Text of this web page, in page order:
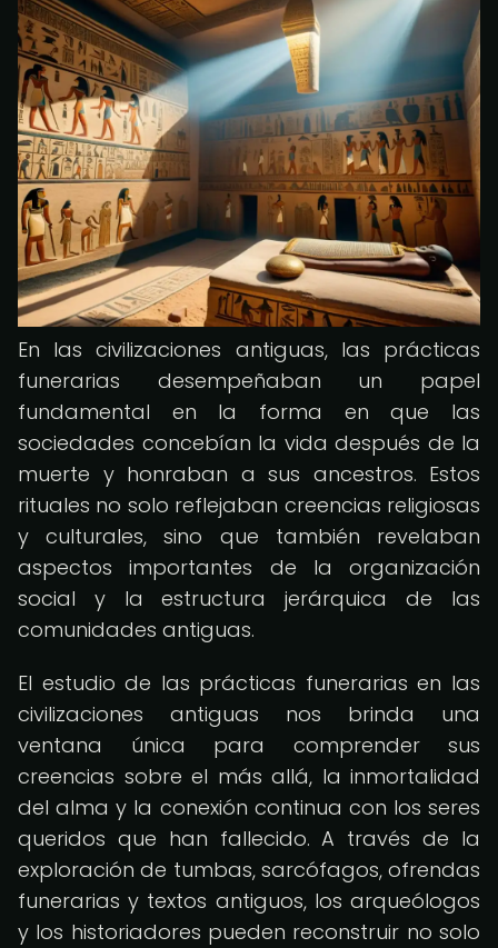
En las civilizaciones antiguas, las prácticas
funerarias desempeñaban un papel
fundamental en la forma en que las
sociedades concebían la vida después de la
muerte y honraban a sus ancestros. Estos
rituales no solo reflejaban creencias religiosas
y culturales, sino que también revelaban
aspectos importantes de la organización
social y la estructura jerárquica de las
comunidades antiguas.
El estudio de las prácticas funerarias en las
civilizaciones antiguas nos brinda una
ventana única para comprender sus
creencias sobre el más allá, la inmortalidad
del alma y la conexión continua con los seres
queridos que han fallecido. A través de la
exploración de tumbas, sarcófagos, ofrendas
funerarias y textos antiguos, los arqueólogos
y los historiadores pueden reconstruir no solo